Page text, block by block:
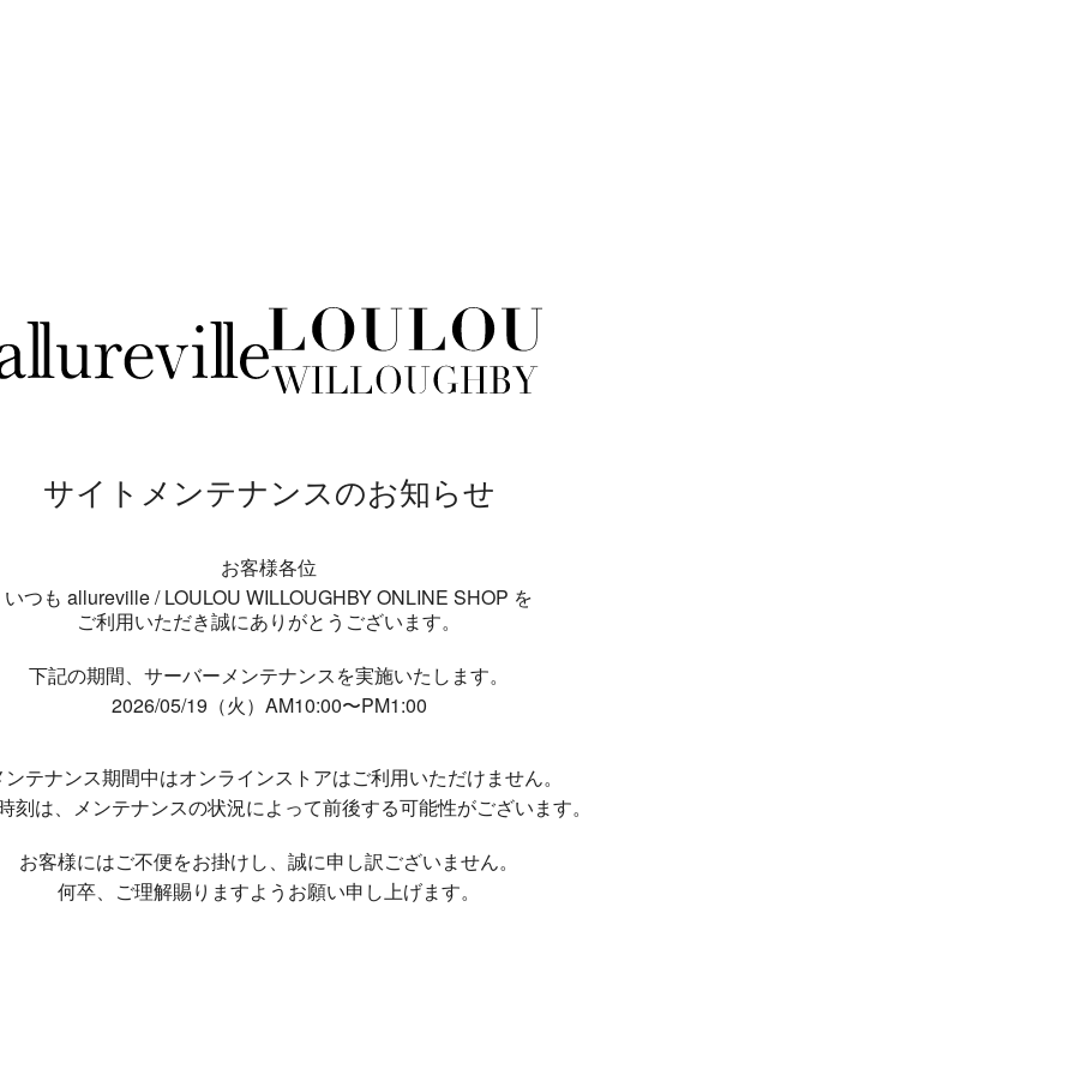
サイトメンテナンスのお知らせ
お客様各位
いつも allureville / LOULOU WILLOUGHBY ONLINE SHOP を
ご利用いただき誠にありがとうございます。
下記の期間、サーバーメンテナンスを実施いたします。
2026/05/19（火）AM10:00〜PM1:00
ンテナンス期間中はオンラインストアはご利用いただけません。
刻は、メンテナンスの状況によって前後する可能性がございます。
お客様にはご不便をお掛けし、 誠に申し訳ございません。
何卒、ご理解賜りますようお願い申し上げます。